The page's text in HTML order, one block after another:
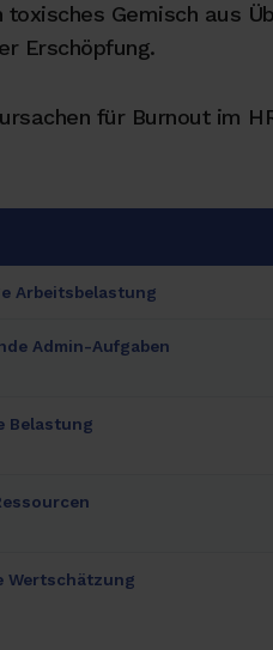
toxisches Gemisch aus
Erschöpfung.
für Burnout im
Arbeitsbelastung
Admin-Aufgaben
Belastung
Wertschätzung